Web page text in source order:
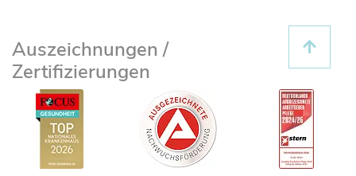
Auszeichnungen /
Zertifizierungen